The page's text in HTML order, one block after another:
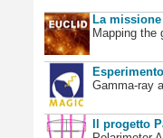
La
Mapping the
Gamma-ray
Il progetto